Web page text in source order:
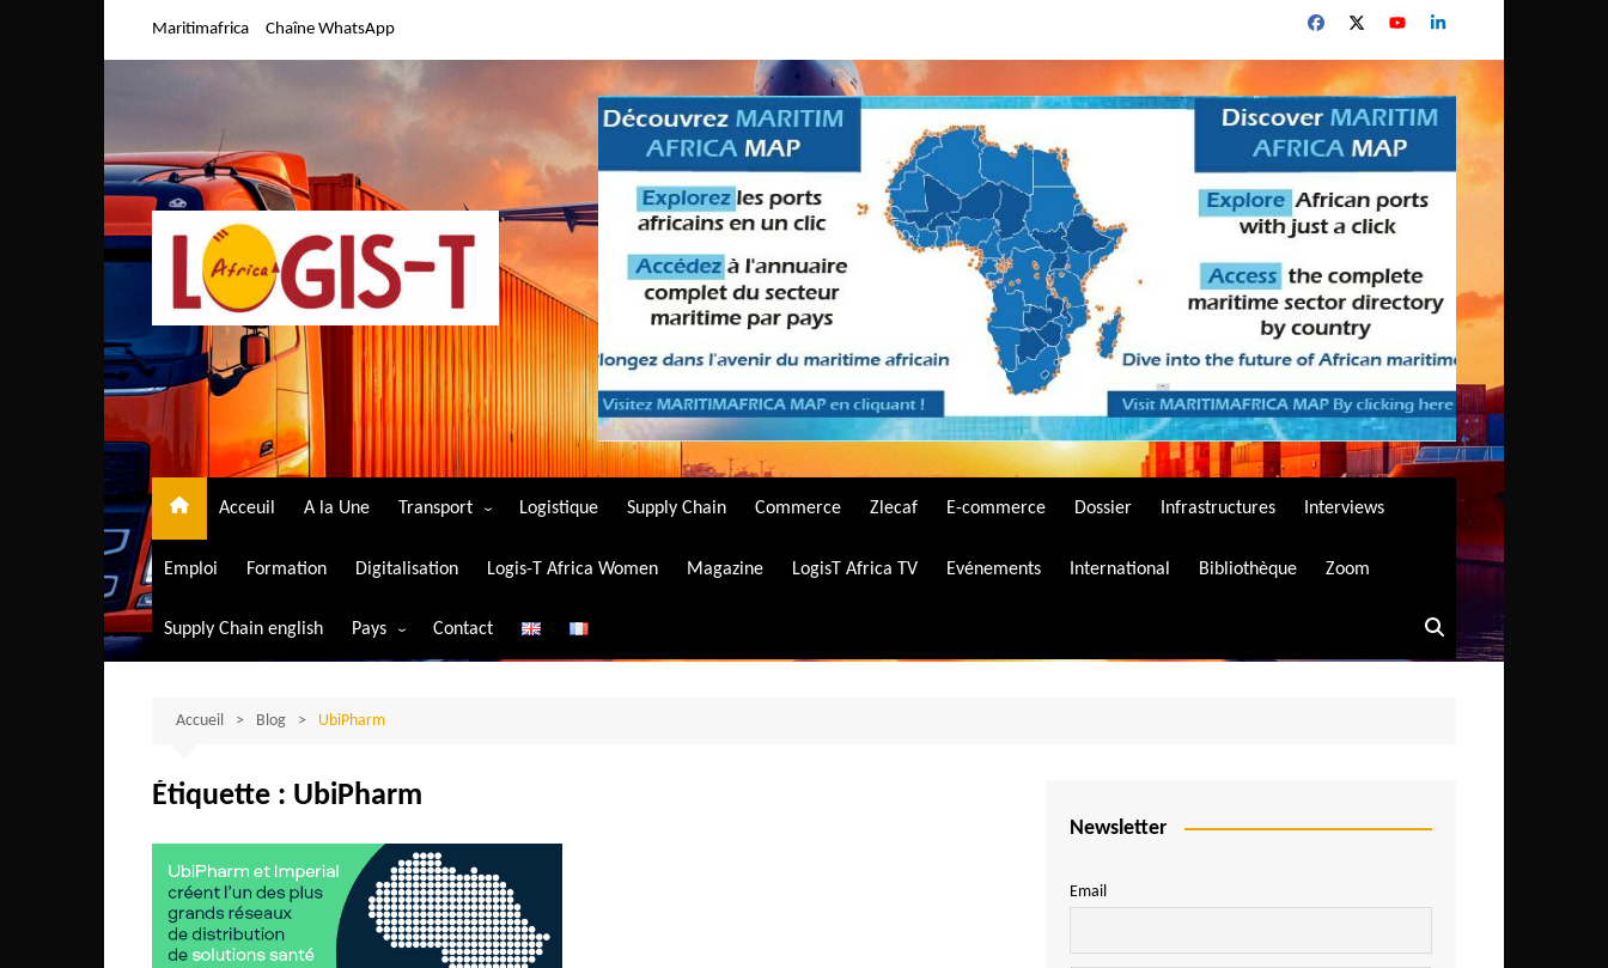
Maritimafrica Chaîne WhatsApp
Acceuil A la Une Transport
Transport aérien
Transport ferroviaire
Logistique Supply Chain Commerce Zlecaf E-commerce Dossier Infrastructures Interviews
Emploi Formation Digitalisation Logis-T Africa Women Magazine LogisT Africa TV Evénements International Bibliothèque Zoom
Supply Chain english Pays
Algérie
Bénin
Burkina-Faso
Burundi
Bostwana
Contact
Accueil Blog UbiPharm
Étiquette : UbiPharm
Newsletter
Email